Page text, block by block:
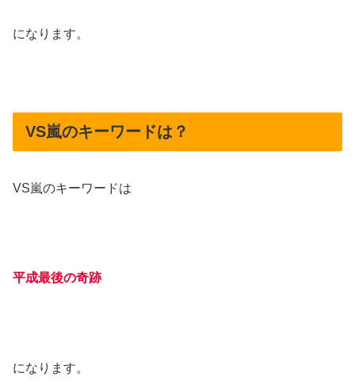
になります。
VS嵐のキーワードは？
VS嵐のキーワードは
平成最後の奇跡
になります。